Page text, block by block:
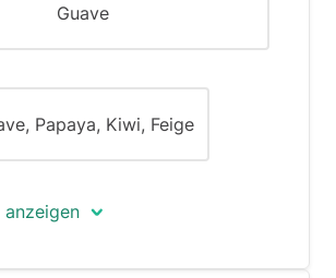
Guave
Papaya, Kiwi, Feige
anzeigen